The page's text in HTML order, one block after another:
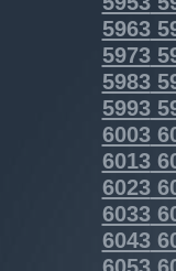
5963
5973
5983
5993
6003
6013
6023
6033
6043